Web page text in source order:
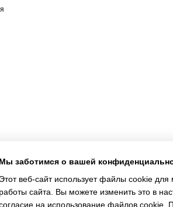
Мы заботимся о вашей
Этот веб-сайт использует файлы cookie для
работы сайта. Вы можете изменить это в
на использование файлов cookie.